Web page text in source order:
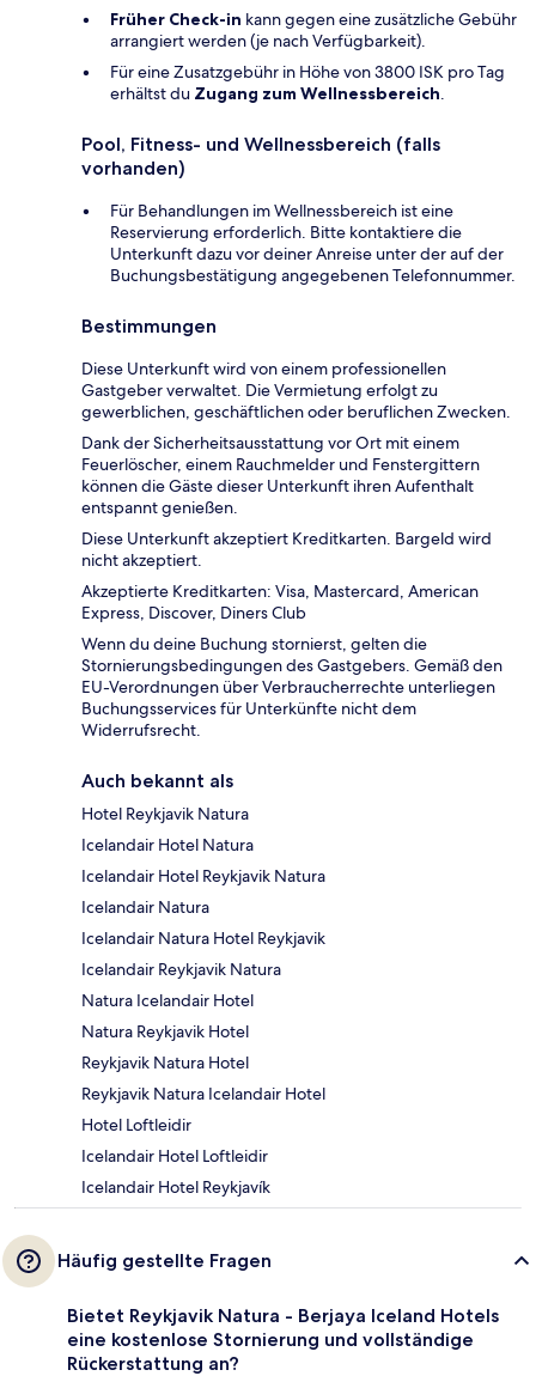
Früher Check-in kann gegen eine zusätzliche Gebühr
arrangiert werden (je nach Verfügbarkeit).
Für eine Zusatzgebühr in Höhe von 3800 ISK pro Tag
erhältst du Zugang zum Wellnessbereich.
Pool, Fitness- und Wellnessbereich (falls
vorhanden)
Für Behandlungen im Wellnessbereich ist eine
Reservierung erforderlich. Bitte kontaktiere die
Unterkunft dazu vor deiner Anreise unter der auf der
Buchungsbestätigung angegebenen Telefonnummer.
Bestimmungen
Diese Unterkunft wird von einem professionellen
Gastgeber verwaltet. Die Vermietung erfolgt zu
gewerblichen, geschäftlichen oder beruflichen Zwecken.
Dank der Sicherheitsausstattung vor Ort mit einem
Feuerlöscher, einem Rauchmelder und Fenstergittern
können die Gäste dieser Unterkunft ihren Aufenthalt
entspannt genießen.
Diese Unterkunft akzeptiert Kreditkarten. Bargeld wird
nicht akzeptiert.
Akzeptierte Kreditkarten: Visa, Mastercard, American
Express, Discover, Diners Club
Wenn du deine Buchung stornierst, gelten die
Stornierungsbedingungen des Gastgebers. Gemäß den
EU-Verordnungen über Verbraucherrechte unterliegen
Buchungsservices für Unterkünfte nicht dem
Widerrufsrecht.
Auch bekannt als
Hotel Reykjavik Natura
Icelandair Hotel Natura
Icelandair Hotel Reykjavik Natura
Icelandair Natura
Icelandair Natura Hotel Reykjavik
Icelandair Reykjavik Natura
Natura Icelandair Hotel
Natura Reykjavik Hotel
Reykjavik Natura Hotel
Reykjavik Natura Icelandair Hotel
Hotel Loftleidir
Icelandair Hotel Loftleidir
Icelandair Hotel Reykjavík
Häufig gestellte Fragen
Bietet Reykjavik Natura - Berjaya Iceland Hotels
eine kostenlose Stornierung und vollständige
Rückerstattung an?